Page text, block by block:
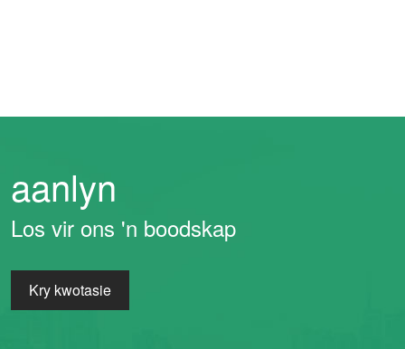
aanlyn
Los vir ons 'n boodskap
Kry kwotasie